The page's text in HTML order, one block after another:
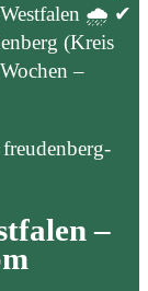
Westfalen 🌧️ ✔
(Kreis
–
–